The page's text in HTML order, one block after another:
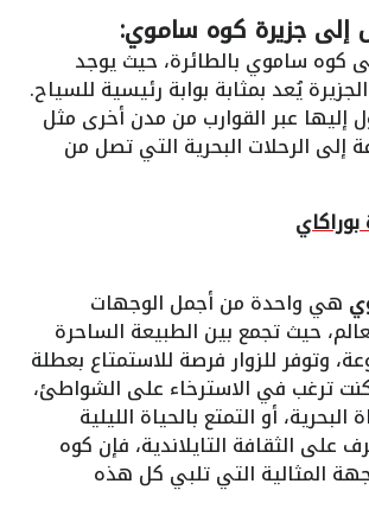
إلى جزيرة كوه ساموي:
كوه ساموي بالطائرة، حيث يوجد
يُعد بمثابة بوابة رئيسية للسياح.
إليها عبر القوارب من مدن أخرى مثل
إلى الرحلات البحرية التي تصل من
هي واحدة من أجمل الوجهات
حيث تجمع بين الطبيعة الساحرة
وتوفر للزوار فرصة للاستمتاع بعطلة
ترغب في الاسترخاء على الشواطئ،
أو التمتع بالحياة الليلية
على الثقافة التايلاندية، فإن كوه
المثالية التي تلبي كل هذه